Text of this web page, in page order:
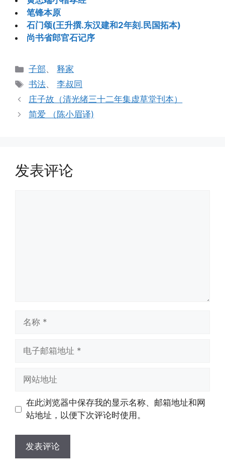
笔锋本原
石门颂(王升撰.东汉建和2年刻.民国拓本)
尚书省郎官石记序
分
类
子部、释家
标
签
书法、李叔同
庄子故（清光绪三十二年集虚草堂刊本）
简爱 （陈小眉译)
发表评论
址
址
在此浏览器中保存我的显示名称、邮箱地址和网
站地址，以便下次评论时使用。